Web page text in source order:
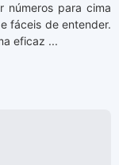
números para cima
fáceis de entender.
eficaz ...